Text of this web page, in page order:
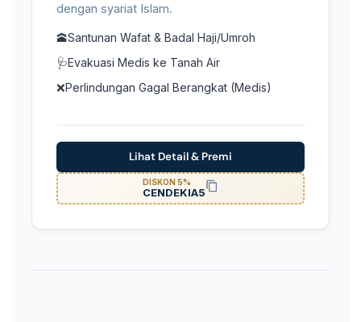
dengan syariat Islam.
🕋Santunan Wafat & Badal Haji/Umroh
🩺Evakuasi Medis ke Tanah Air
❌Perlindungan Gagal Berangkat (Medis)
Lihat Detail & Premi
DISKON 5%
CENDEKIA5